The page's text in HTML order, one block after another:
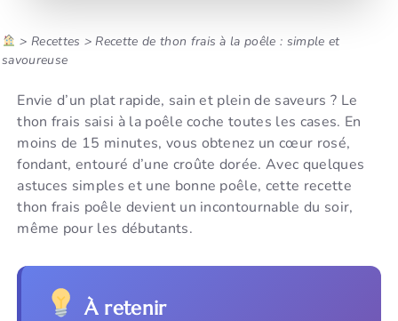
> Recettes >Recette de thon frais à la poêle : simple et
savoureuse
Envie d’un plat rapide, sain et plein de saveurs ? Le
thon frais saisi à la poêle coche toutes les cases. En
moins de 15 minutes, vous obtenez un cœur rosé,
fondant, entouré d’une croûte dorée. Avec quelques
astuces simples et une bonne poêle, cette recette
thon frais poêle devient un incontournable du soir,
même pour les débutants.
À retenir